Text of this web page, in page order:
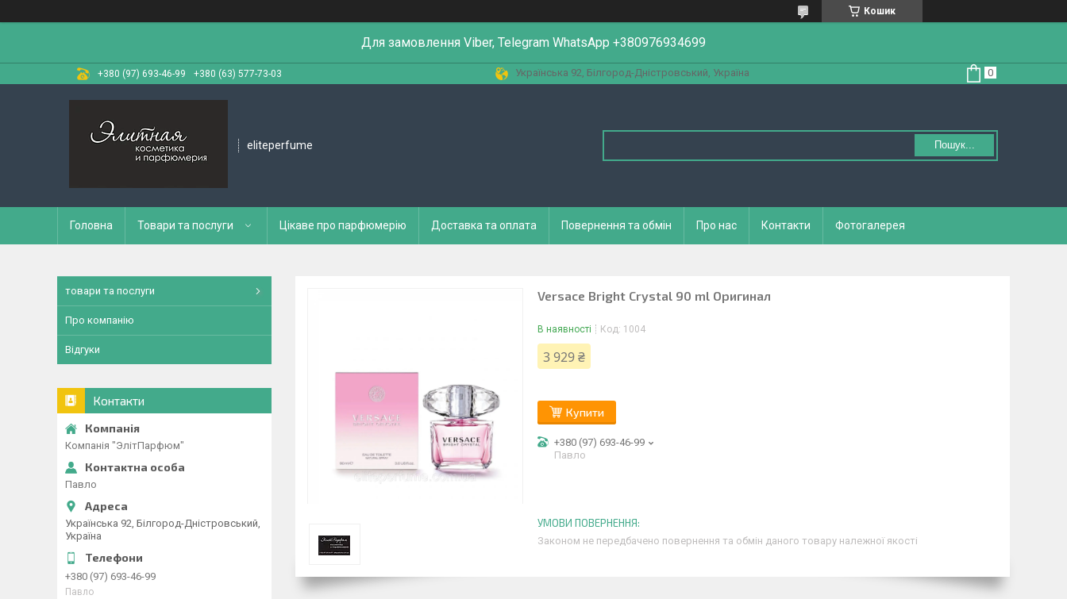
Кошик
Для замовлення Viber, Telegram WhatsApp +380976934699
+380 (97) 693-46-99 +380 (63) 577-73-03 Українська 92, Білгород-Дністровський, Україна
eliteperfume Пошук...
Головна Товари та послуги Цікаве про парфюмерію Доставка та оплата Повернення та обмін Про нас Контакти Фотогалерея
Versace Bright Crystal 90 ml Оригинал
В наявності Код: 1004
3 929 ₴
Купити
+380 (97) 693-46-99
Павло
Законом не передбачено повернення та обмін даного товару належної якості
товари та послуги
Про компанію
Відгуки
Контакти
Компанія "ЭлітПарфюм"
Павло
Українська 92, Білгород-Дністровський,
Україна
+380 (97) 693-46-99
Павло